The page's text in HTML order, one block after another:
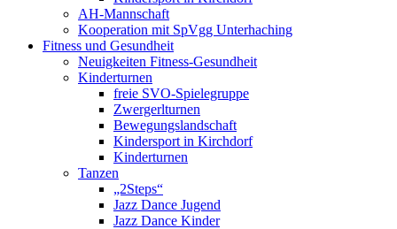
AH-Mannschaft
Kooperation mit SpVgg Unterhaching
Fitness und Gesundheit
Neuigkeiten Fitness-Gesundheit
Kinderturnen
freie SVO-Spielegruppe
Zwergerlturnen
Bewegungslandschaft
Kindersport in Kirchdorf
Kinderturnen
Tanzen
„2Steps“
Jazz Dance Jugend
Jazz Dance Kinder